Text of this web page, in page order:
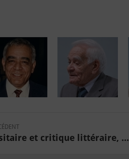
et critique littéraire, ...